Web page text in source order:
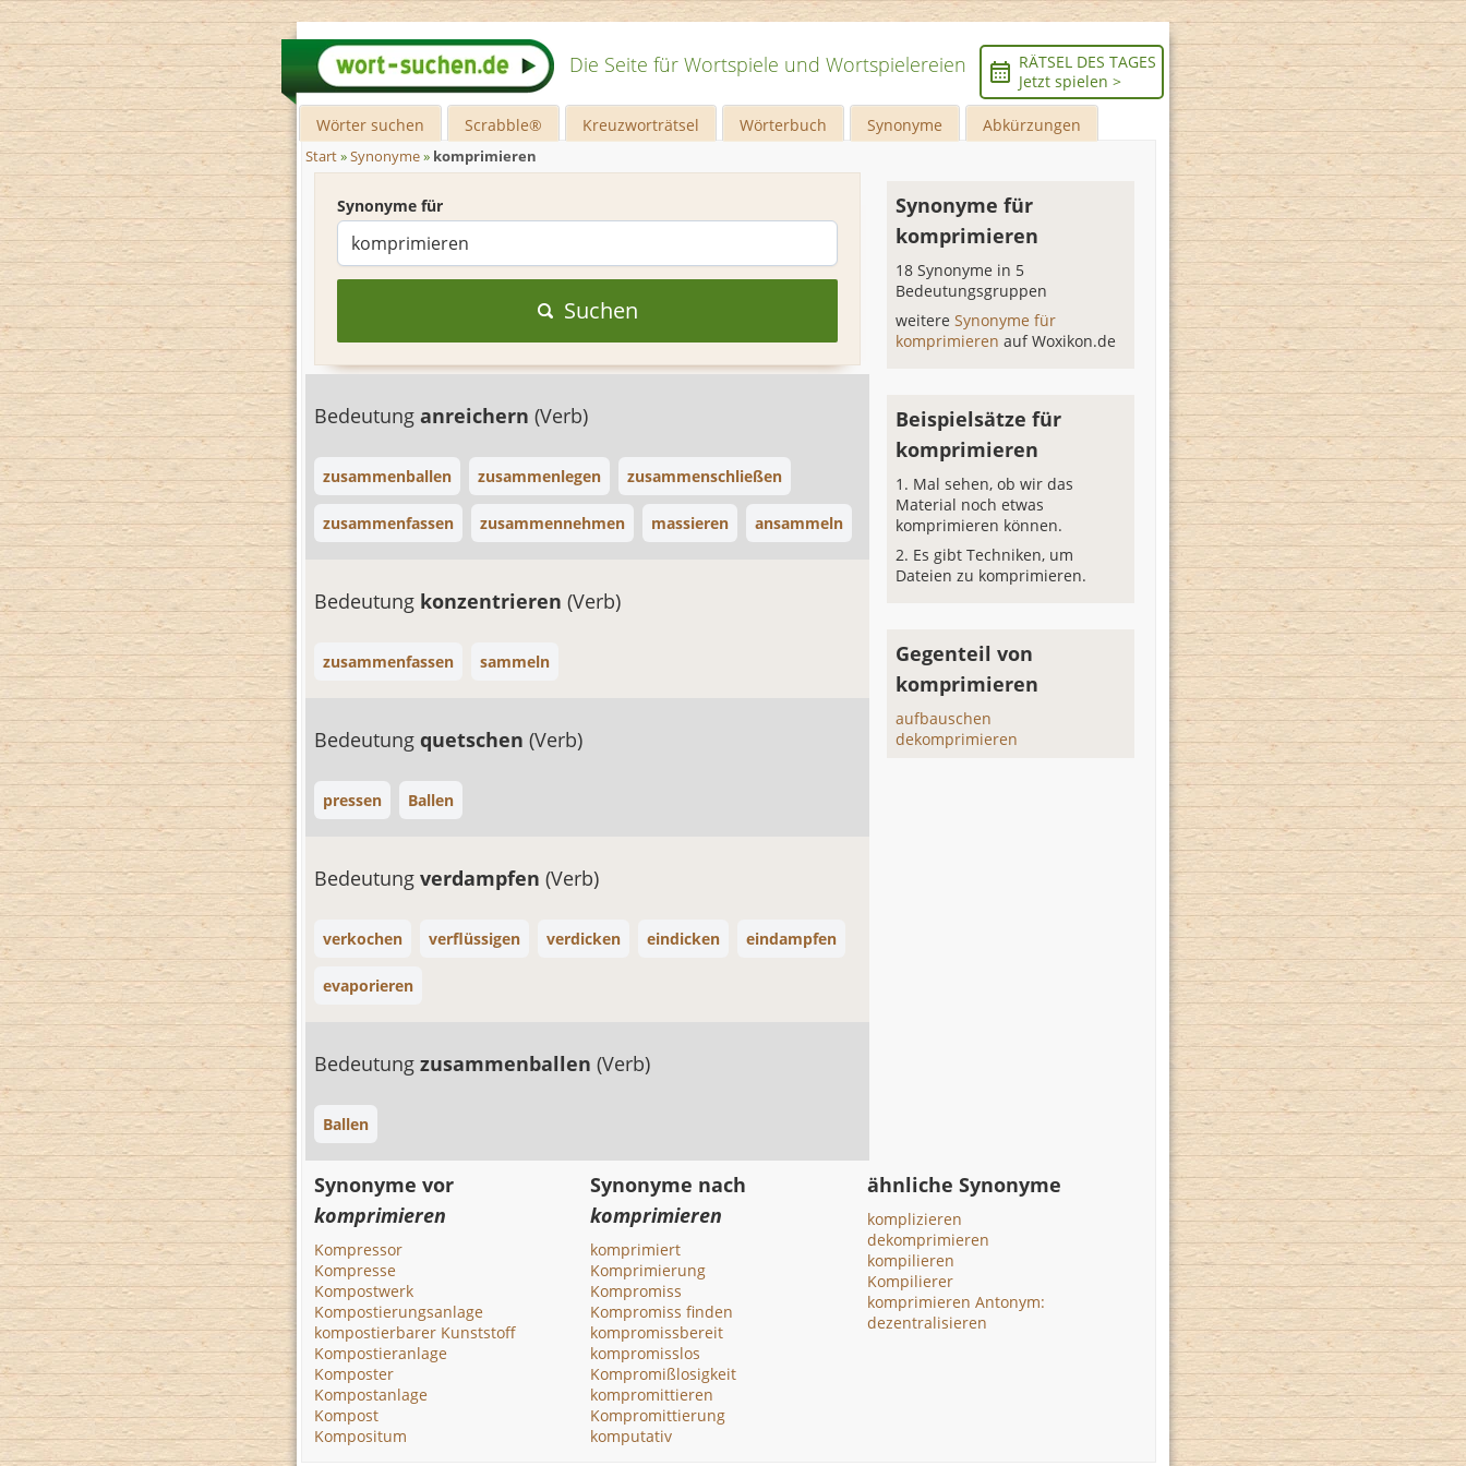
Die Seite für Wortspiele und Wortspielereien
RÄTSEL DES TAGES
Jetzt spielen >
Wörter suchen Scrabble® Kreuzworträtsel Wörterbuch Synonyme Abkürzungen
Start»Synonyme» komprimieren
Synonyme für
Suchen
Bedeutung anreichern (Verb)
zusammenballen zusammenlegen zusammenschließen
zusammenfassen zusammennehmen massieren ansammeln
Bedeutung konzentrieren (Verb)
zusammenfassen sammeln
Bedeutung quetschen (Verb)
pressen Ballen
Bedeutung verdampfen (Verb)
verkochen verflüssigen verdicken eindicken eindampfen
evaporieren
Bedeutung zusammenballen (Verb)
Ballen
Synonyme für
komprimieren
18 Synonyme in 5
Bedeutungsgruppen
weitereSynonyme für
komprimierenauf Woxikon.de
Beispielsätze für
komprimieren
Mal sehen, ob wir das
Material noch etwas
komprimieren können.
Es gibt Techniken, um
Dateien zu komprimieren.
Gegenteil von
komprimieren
aufbauschen
dekomprimieren
Synonyme vor
komprimieren
Kompressor
Kompresse
Kompostwerk
Kompostierungsanlage
kompostierbarer Kunststoff
Kompostieranlage
Komposter
Kompostanlage
Kompost
Kompositum
Synonyme nach
komprimieren
komprimiert
Komprimierung
Kompromiss
Kompromiss finden
kompromissbereit
kompromisslos
Kompromißlosigkeit
kompromittieren
Kompromittierung
komputativ
ähnliche Synonyme
komplizieren
dekomprimieren
kompilieren
Kompilierer
komprimieren Antonym:
dezentralisieren